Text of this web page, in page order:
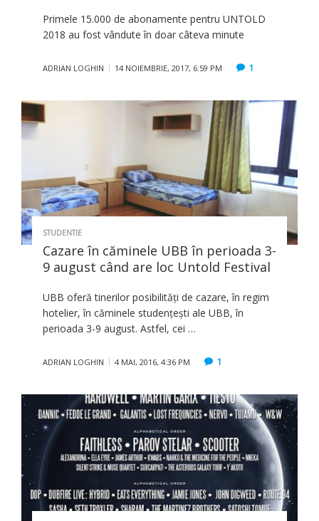
Primele 15.000 de abonamente pentru UNTOLD
2018 au fost vândute în doar câteva minute
ADRIAN LOGHIN 14 NOIEMBRIE, 2017, 6:59 PM 1
STUDENTIE
Cazare în căminele UBB în perioada 3-
9 august când are loc Untold Festival
UBB oferă tinerilor posibilităţi de cazare, în regim
hotelier, în căminele studenţeşti ale UBB, în
perioada 3-9 august. Astfel, cei …
ADRIAN LOGHIN 4 MAI, 2016, 4:36 PM 1